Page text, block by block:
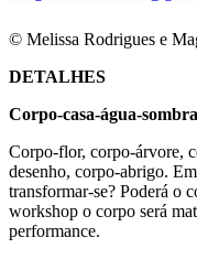
© Melissa Rodrigues e
DETALHES
Corpo-casa-água-sombra
Corpo-flor, corpo-árvore,
desenho, corpo-abrigo.
transformar-se? Poderá o
workshop o corpo será
performance.